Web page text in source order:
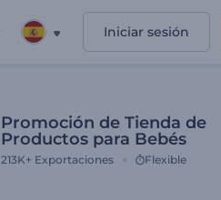
Iniciar sesión
Promoción de Tienda de
Productos para Bebés
213K+ Exportaciones Flexible